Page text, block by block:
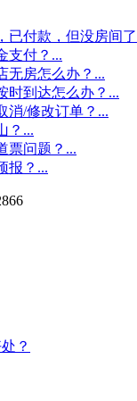
已付款，但没房间
支付？...
无房怎么办？...
时到达怎么办？...
消/修改订单？...
？...
票问题？...
报？...
？